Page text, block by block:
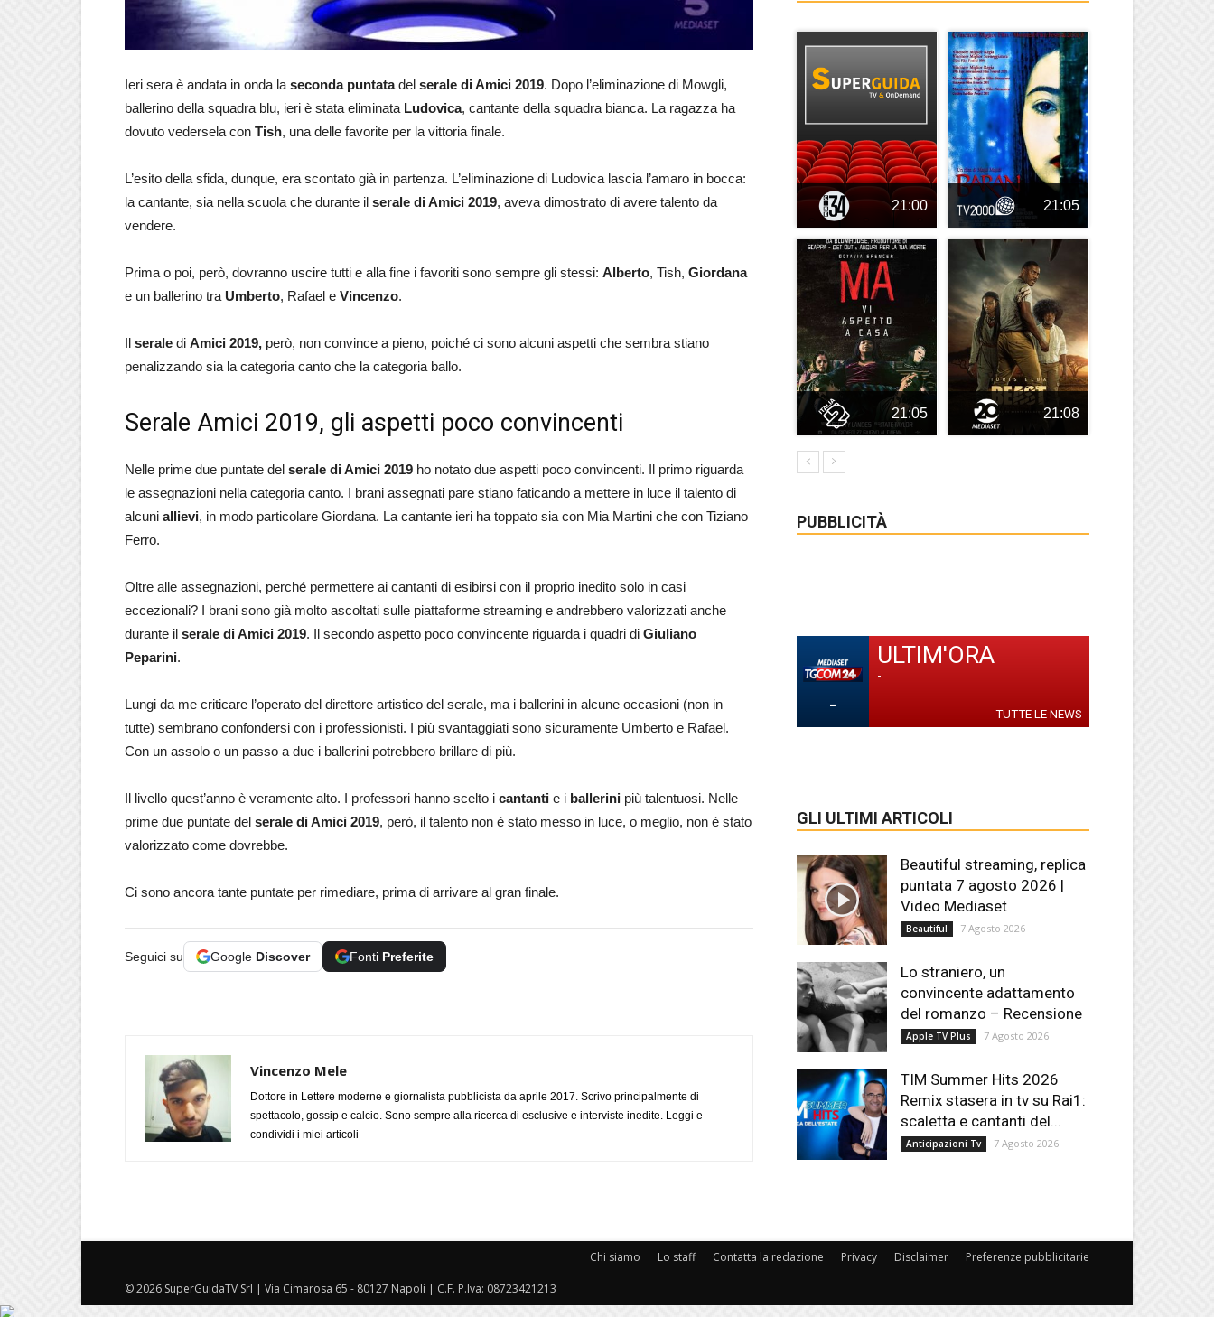
Ieri sera è andata in onda la seconda puntatadel serale di Amici 2019. Dopo l’eliminazione di Mowgli,
ballerino della squadra blu, ieri è stata eliminata Ludovica, cantante della squadra bianca. La ragazza ha
dovuto vedersela con Tish, una delle favorite per la vittoria finale.
L’esito della sfida, dunque, era scontato già in partenza. L’eliminazione di Ludovica lascia l’amaro in bocca:
la cantante, sia nella scuola che durante il serale di Amici 2019, aveva dimostrato di avere talento da
vendere.
Prima o poi, però, dovranno uscire tutti e alla fine i favoriti sono sempre gli stessi: Alberto, Tish, Giordana
e un ballerino tra Umberto, Rafael e Vincenzo.
Il serale di Amici 2019, però, non convince a pieno, poiché ci sono alcuni aspetti che sembra stiano
penalizzando sia la categoria canto che la categoria ballo.
Serale Amici 2019, gli aspetti poco convincenti
Nelle prime due puntate del serale di Amici 2019 ho notato due aspetti poco convincenti. Il primo riguarda
le assegnazioni nella categoria canto. I brani assegnati pare stiano faticando a mettere in luce il talento di
alcuni allievi, in modo particolare Giordana. La cantante ieri ha toppato sia con Mia Martini che con Tiziano
Ferro.
Oltre alle assegnazioni, perché permettere ai cantanti di esibirsi con il proprio inedito solo in casi
eccezionali? I brani sono già molto ascoltati sulle piattaforme streaming e andrebbero valorizzati anche
durante il serale di Amici 2019. Il secondo aspetto poco convincente riguarda i quadri di Giuliano
Peparini.
Lungi da me criticare l’operato del direttore artistico del serale, ma i ballerini in alcune occasioni (non in
tutte) sembrano confondersi con i professionisti. I più svantaggiati sono sicuramente Umberto e Rafael.
Con un assolo o un passo a due i ballerini potrebbero brillare di più.
Il livello quest’anno è veramente alto. I professori hanno scelto i cantanti e i ballerini più talentuosi. Nelle
prime due puntate del serale di Amici 2019, però, il talento non è stato messo in luce, o meglio, non è stato
valorizzato come dovrebbe.
Ci sono ancora tante puntate per rimediare, prima di arrivare al gran finale.
Seguici su Google Discover Fonti Preferite
Vincenzo Mele
Dottore in Lettere moderne e giornalista pubblicista da aprile 2017. Scrivo principalmente di
spettacolo, gossip e calcio. Sono sempre alla ricerca di esclusive e interviste inedite. Leggi e
condividi i miei articoli
21:00 21:05
21:05 21:08
PUBBLICITÀ
-
ULTIM'ORA
-
TUTTE LE NEWS
GLI ULTIMI ARTICOLI
Beautiful streaming, replica
puntata 7 agosto 2026 |
Video Mediaset
Beautiful 7 Agosto 2026
Lo straniero, un
convincente adattamento
del romanzo – Recensione
Apple TV Plus 7 Agosto 2026
TIM Summer Hits 2026
Remix stasera in tv su Rai1:
scaletta e cantanti del...
Anticipazioni Tv 7 Agosto 2026
Chi siamo Lo staff Contatta la redazione Privacy Disclaimer Preferenze pubblicitarie
© 2026 SuperGuidaTV Srl | Via Cimarosa 65 - 80127 Napoli | C.F. P.Iva: 08723421213